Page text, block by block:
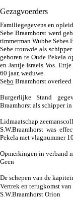
Gezagvoerders
Familiegegevens en
Sebe Braamhorst werd
timmerman Wubbe Sebes
Sebe trouwde als
geboren te Oude Pekela
en Jantje Israels Vos. Ettje
60 jaar, weduwe.
Sebo Braamhorst
Burgerlijke Stand
Braamhorst als schipper
Lidmaatschap
S.W.Braamhorst was
Pekela met vlagnummer
Opmerkingen in verband
Geen
De schepen van de
Vertrek en terugkomst
S.W.Braamhorst